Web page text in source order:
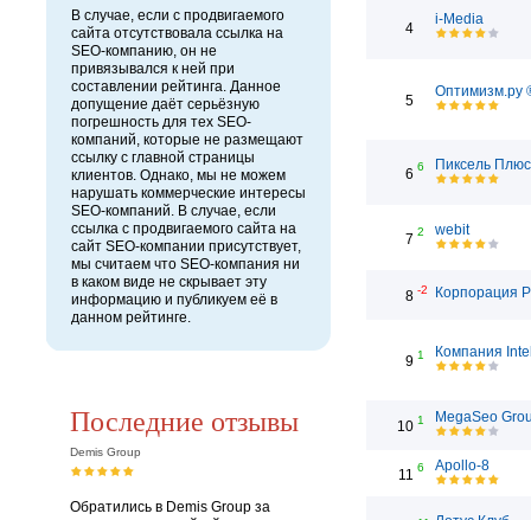
В случае, если с продвигаемого
сайта отсутствовала ссылка на
SEO-компанию, он не
привязывался к ней при
составлении рейтинга. Данное
допущение даёт серьёзную
погрешность для тех SEO-
компаний, которые не размещают
ссылку с главной страницы
клиентов. Однако, мы не можем
нарушать коммерческие интересы
SEO-компаний. В случае, если
ссылка с продвигаемого сайта на
сайт SEO-компании присутствует,
мы считаем что SEO-компания ни
в каком виде не скрывает эту
информацию и публикуем её в
данном рейтинге.
Последние отзывы
Demis Group
Обратились в Demis Group за
4
i-Media
5
Оптимизм.ру
6 6 Пиксель Плюс
7 2 webit
8 -2 Корпорация
9 1 Компания
10 1 MegaSeo
11 6 Apollo-8